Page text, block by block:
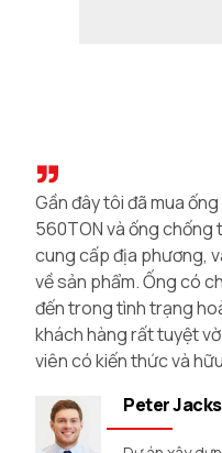
Tổng thể, Tôi rất hài
đường kính lớn cho dự
tôi đã mua từ nhà
này. Ống có chất
Dịch vụ khách hàng rất
ngũ nhân viên rất hữu
Ống tẩu này cũng có
chắc chắn sẽ giới thiệu
này cho bất kỳ ai đang